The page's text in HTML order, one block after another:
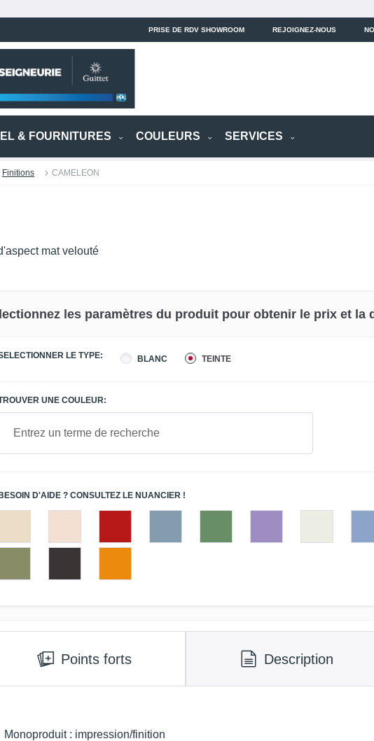
PRISE DE RDV SHOWROOM REJOIGNEZ-NOUS
& FOURNITURES COULEURS SERVICES
Finitions CAMELEON
mat velouté
les paramètres du produit pour obtenir le prix et
LE TYPE: BLANC TEINTE
UNE COULEUR:
D'AIDE ? CONSULTEZ LE NUANCIER !
Points forts Description
Monoproduit : impression/finition